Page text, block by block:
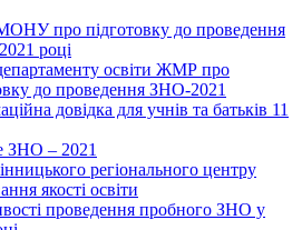
про підготовку до проведення
році
освіти ЖМР про
до проведення ЗНО-2021
довідка для учнів та батьків 11
ЗНО – 2021
регіонального центру
якості освіти
проведення пробного ЗНО у